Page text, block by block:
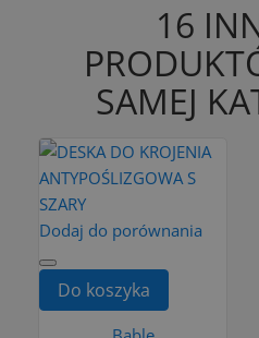
16
SAMEJ
Dodaj do porównania
Do koszyka